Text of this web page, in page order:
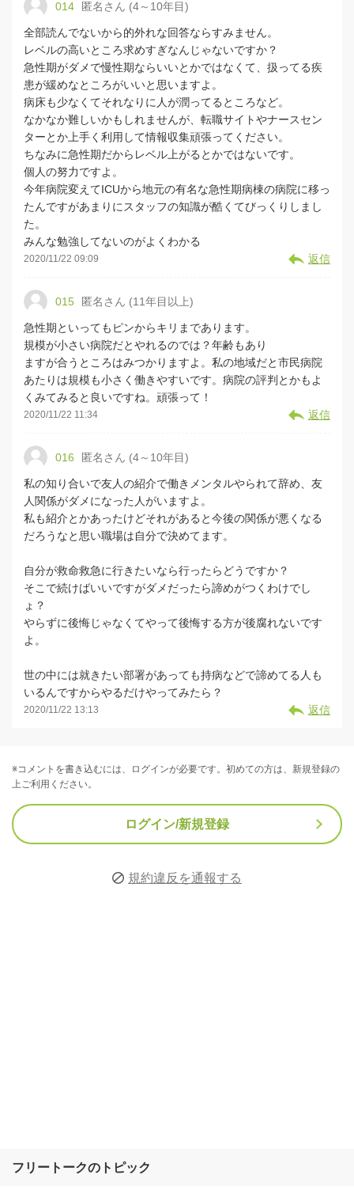
014 匿名さん (4～10年目)
全部読んでないから的外れな回答ならすみません。
レベルの高いところ求めすぎなんじゃないですか？
急性期がダメで慢性期ならいいとかではなくて、扱ってる疾
患が緩めなところがいいと思いますよ。
病床も少なくてそれなりに人が潤ってるところなど。
なかなか難しいかもしれませんが、転職サイトやナースセン
ターとか上手く利用して情報収集頑張ってください。
ちなみに急性期だからレベル上がるとかではないです。
個人の努力ですよ。
今年病院変えてICUから地元の有名な急性期病棟の病院に移っ
たんですがあまりにスタッフの知識が酷くてびっくりしまし
た。
みんな勉強してないのがよくわかる
2020/11/22 09:09 返信
015 匿名さん (11年目以上)
急性期といってもピンからキリまであります。
規模が小さい病院だとやれるのでは？年齢もあり
ますが合うところはみつかりますよ。私の地域だと市民病院
あたりは規模も小さく働きやすいです。病院の評判とかもよ
くみてみると良いですね。頑張って！
2020/11/22 11:34 返信
016 匿名さん (4～10年目)
私の知り合いで友人の紹介で働きメンタルやられて辞め、友
人関係がダメになった人がいますよ。
私も紹介とかあったけどそれがあると今後の関係が悪くなる
だろうなと思い職場は自分で決めてます。
自分が救命救急に行きたいなら行ったらどうですか？
そこで続けばいいですがダメだったら諦めがつくわけでし
ょ？
やらずに後悔じゃなくてやって後悔する方が後腐れないです
よ。
世の中には就きたい部署があっても持病などで諦めてる人も
いるんですからやるだけやってみたら？
2020/11/22 13:13 返信
※コメントを書き込むには、ログインが必要です。初めての方は、新規登録の
上ご利用ください。
ログイン/新規登録
規約違反を通報する
フリートークのトピック